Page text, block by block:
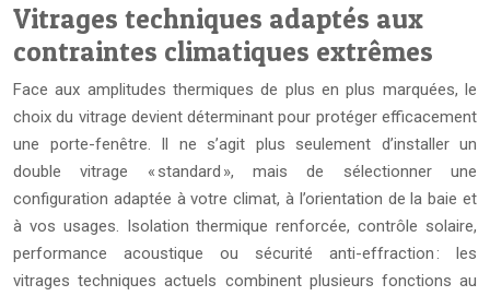
Vitrages techniques adaptés aux
contraintes climatiques extrêmes
Face aux amplitudes thermiques de plus en plus marquées, le
choix du vitrage devient déterminant pour protéger efficacement
une porte-fenêtre. Il ne s’agit plus seulement d’installer un
double vitrage « standard », mais de sélectionner une
configuration adaptée à votre climat, à l’orientation de la baie et
à vos usages. Isolation thermique renforcée, contrôle solaire,
performance acoustique ou sécurité anti-effraction : les
vitrages techniques actuels combinent plusieurs fonctions au